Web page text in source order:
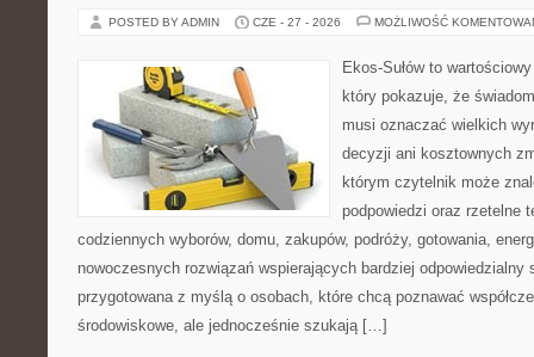
POSTED BY ADMIN CZE - 27 - 2026 MOŻLIWOŚĆ
Ekos-Sułów to
który pokazuje, że
musi oznaczać wielkich
decyzji ani kosztownych
którym czytelnik może
podpowiedzi oraz rzetelne
codziennych wyborów, domu, zakupów, podróży, gotowania,
nowoczesnych rozwiązań wspierających bardziej odpowiedzialny
przygotowana z myślą o osobach, które chcą poznawać
środowiskowe, ale jednocześnie szukają […]